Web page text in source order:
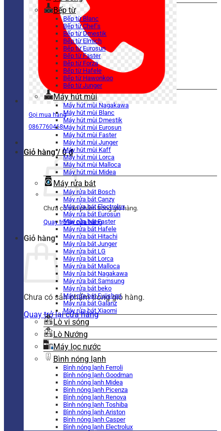
Gọi mua hàng
0867760468
Giỏ hàng / 0₫
Chưa có sản phẩm trong giỏ hàng.
Quay trở lại cửa hàng
Giỏ hàng
Chưa có sản phẩm trong giỏ hàng.
Quay trở lại cửa hàng
Bếp từ
Bếp từ Blanc
Bếp từ Chef’s
Bếp từ Dmestik
Bếp từ Elmich
Bếp từ Eurosun
Bếp từ Faster
Bếp từ Forza
Bếp từ Hafele
Bếp từ Hawonkoo
Bếp từ Junger
Máy hút mùi
Máy hút mùi Nagakawa
Máy hút mùi Blanc
Máy hút mùi Dmestik
Máy hút mùi Eurosun
Máy hút mùi Faster
Máy hút mùi Junger
Máy hút mùi Kaff
Máy hút mùi Lorca
Máy hút mùi Malloca
Máy hút mùi Midea
Máy rửa bát
Máy rửa bát Bosch
Máy rửa bát Canzy
Máy rửa bát Electrolux
Máy rửa bát Eurosun
Máy rửa bát Faster
Máy rửa bát Hafele
Máy rửa bát Hitachi
Máy rửa bát Junger
Máy rửa bát LG
Máy rửa bát Lorca
Máy rửa bát Malloca
Máy rửa bát Nagakawa
Máy rửa bát Samsung
Máy rửa bát beko
Máy rửa bát Fujishan
Máy rửa bát Galanz
Máy rửa bát Xiaomi
Lò vi sóng
Lò Nướng
Máy lọc nước
Bình nóng lạnh
Bình nóng lạnh Ferroli
Bình nóng lạnh Goodman
Bình nóng lạnh Midea
Bình nóng lạnh Picenza
Bình nóng lạnh Renova
Bình nóng lạnh Toshiba
Bình nóng lạnh Ariston
Bình nóng lạnh Casper
Bình nóng lạnh Electrolux